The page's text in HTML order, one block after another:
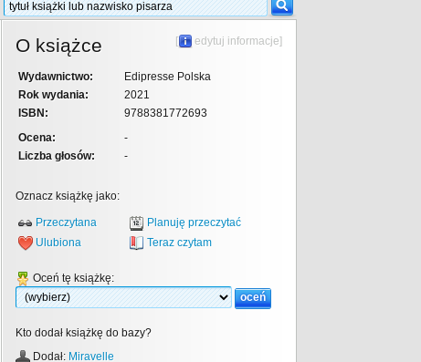
[ edytuj informacje]
O książce
Wydawnictwo:
Edipresse Polska
Rok wydania:
2021
ISBN:
9788381772693
Ocena:
-
Liczba głosów:
-
Oznacz książkę jako:
Przeczytana
Planuję przeczytać
Ulubiona
Teraz czytam
Oceń tę książkę:
Kto dodał książkę do bazy?
Dodał: Miravelle